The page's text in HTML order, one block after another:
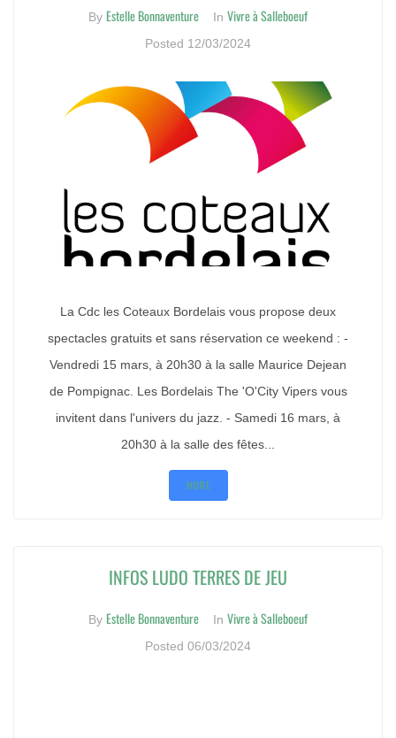
By Estelle Bonnaventure In Vivre à Salleboeuf
Posted 12/03/2024
La Cdc les Coteaux Bordelais vous propose deux
spectacles gratuits et sans réservation ce weekend : -
Vendredi 15 mars, à 20h30 à la salle Maurice Dejean
de Pompignac. Les Bordelais The 'O'City Vipers vous
invitent dans l'univers du jazz. - Samedi 16 mars, à
20h30 à la salle des fêtes...
MORE
INFOS LUDO TERRES DE JEU
By Estelle Bonnaventure In Vivre à Salleboeuf
Posted 06/03/2024